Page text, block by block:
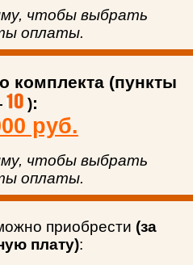
чтобы выбрать
оплаты.
комплекта (пункты
):
руб.
чтобы выбрать
оплаты.
приобрести (за
плату):